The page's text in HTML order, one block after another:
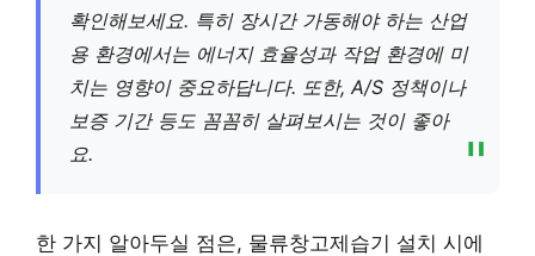
확인해보세요. 특히 장시간 가동해야 하는 산업
용 환경에서는 에너지 효율성과 작업 환경에 미
치는 영향이 중요하답니다. 또한, A/S 정책이나
보증 기간 등도 꼼꼼히 살펴보시는 것이 좋아
요.
한 가지 알아두실 점은, 물류창고제습기 설치 시에